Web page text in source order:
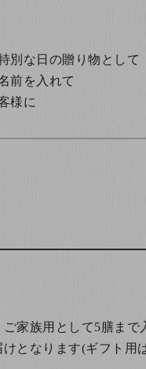
別な日の贈り物として
前を入れて
様に
家族用として5膳まで
となります(ギフト用